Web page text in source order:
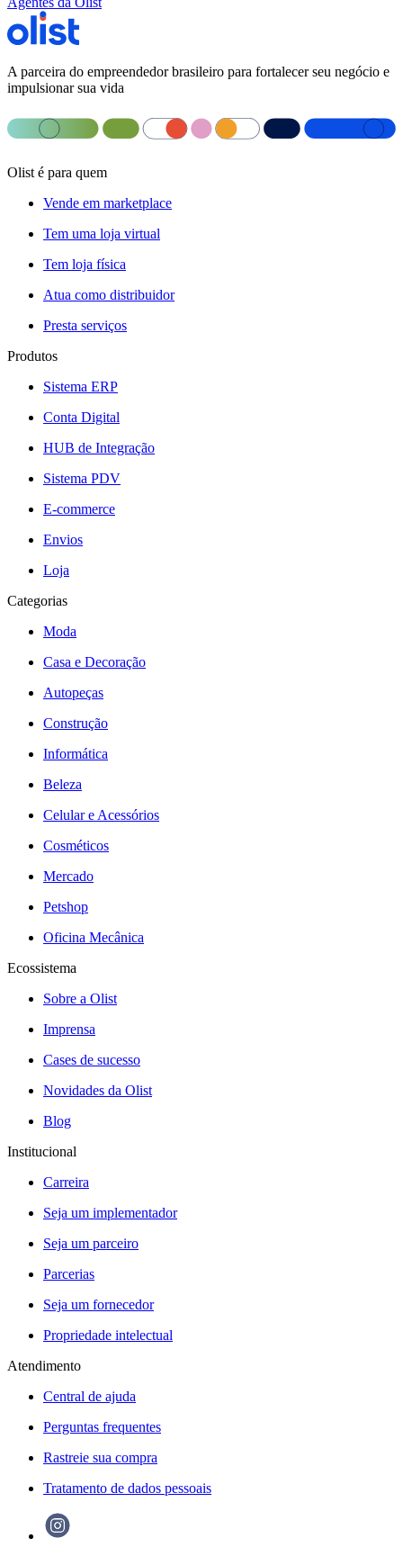
A parceira do empreendedor brasileiro para fortalecer seu negócio e
impulsionar sua vida
Olist é para quem
Vende em marketplace
Tem uma loja virtual
Tem loja física
Atua como distribuidor
Presta serviços
Produtos
Sistema ERP
Conta Digital
HUB de Integração
Sistema PDV
E-commerce
Envios
Loja
Categorias
Moda
Casa e Decoração
Autopeças
Construção
Informática
Beleza
Celular e Acessórios
Cosméticos
Mercado
Petshop
Oficina Mecânica
Ecossistema
Sobre a Olist
Imprensa
Cases de sucesso
Novidades da Olist
Blog
Institucional
Carreira
Seja um implementador
Seja um parceiro
Parcerias
Seja um fornecedor
Propriedade intelectual
Atendimento
Central de ajuda
Perguntas frequentes
Rastreie sua compra
Tratamento de dados pessoais